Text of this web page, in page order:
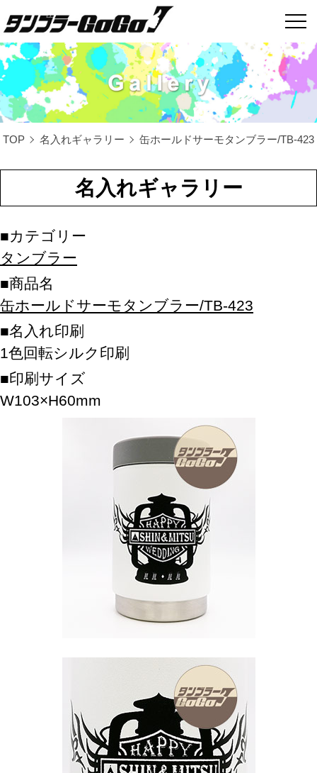
TOP 名入れギャラリー 缶ホールドサーモタンブラー/TB-
名入れギャラリー
カテゴリー
タンブラー
商品名
缶ホールドサーモタンブラー/TB-423
名入れ印刷
1色回転シルク印刷
印刷サイズ
W103×H60mm